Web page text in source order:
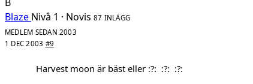
Blaze Nivå 1 · Novis 87 INLÄGG
MEDLEM SEDAN 2003
1 DEC 2003 #9
Harvest moon är bäst eller :?: :?: :?: